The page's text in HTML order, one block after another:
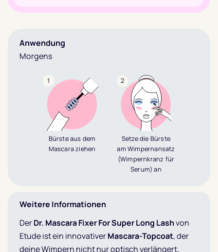
Anwendung
Morgens
1
Bürste aus dem
Mascara ziehen
2
Setze die Bürste
am Wimpernansatz
(Wimpernkranz für
Serum) an
Weitere Informationen
DerDr. Mascara Fixer For Super Long Lashvon
Etude ist ein innovativerMascara-Topcoat, der
deine Wimpern nicht nur optisch verlängert,